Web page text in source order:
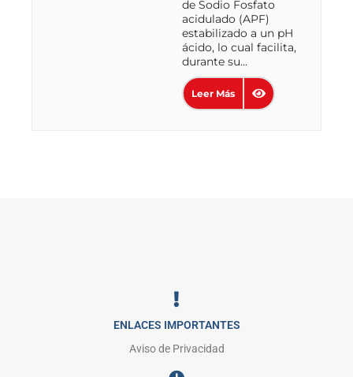
de Sodio Fosfato
acidulado (APF)
estabilizado a un pH
ácido, lo cual facilita,
durante su...
Leer Más
ENLACES IMPORTANTES
Aviso de Privacidad